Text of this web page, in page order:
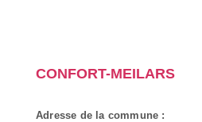
CONFORT-MEILARS
Adresse de la commune :